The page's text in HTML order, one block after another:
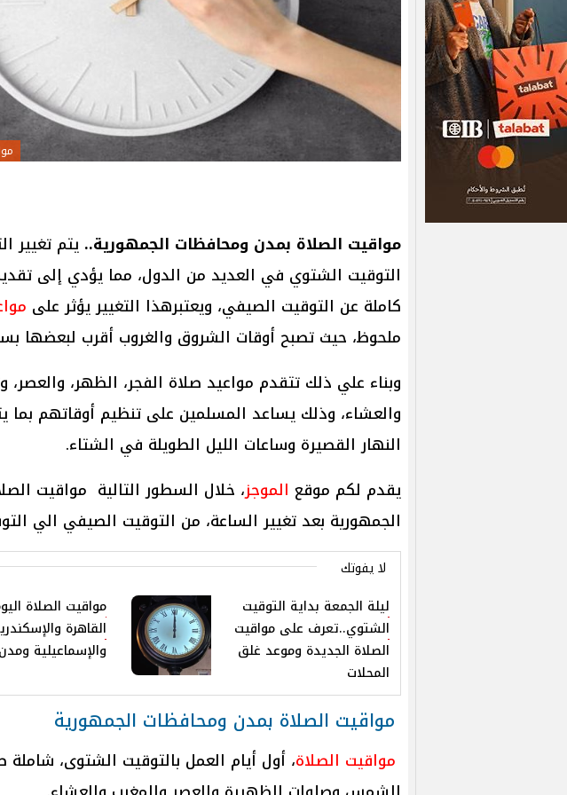
مواقيت الصلاة بمدن ومحافظات الجمهورية.. يتم تغيير
التوقيت الشتوي في العديد من الدول، مما يؤدي إلى
كاملة عن التوقيت الصيفي، ويعتبرهذا التغيير يؤثر على
ملحوظ، حيث تصبح أوقات الشروق والغروب أقرب لبعضها
وبناء علي ذلك تتقدم مواعيد صلاة الفجر، الظهر، والعصر،
والعشاء، وذلك يساعد المسلمين على تنظيم أوقاتهم بما
النهار القصيرة وساعات الليل الطويلة في الشتاء.
يقدم لكم موقع الموجز، خلال السطور التالية مواقيت
الجمهورية بعد تغيير الساعة، من التوقيت الصيفي الي
لا يفوتك
ليلة الجمعة بداية التوقيت
الشتوي..تعرف على مواقيت
الصلاة الجديدة وموعد غلق
المحلات
مواقيت الصلاة
القاهرة
والإسماعيلية
مواقيت الصلاة بمدن ومحافظات الجمهورية
مواقيت الصلاة، أول أيام العمل بالتوقيت الشتوى،